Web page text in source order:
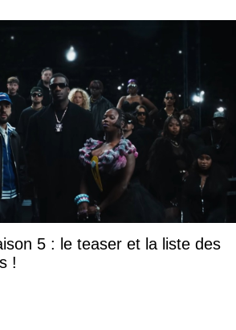
5 : le teaser et la liste des
!